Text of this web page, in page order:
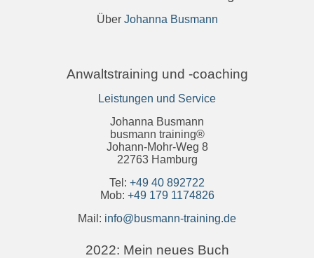
Über Johanna Busmann
Anwaltstraining und -coaching
Leistungen und Service
Johanna Busmann
busmann training®
Johann-Mohr-Weg 8
22763 Hamburg
Tel: +49 40 892722
Mob: +49 179 1174826
Mail: info@busmann-training.de
2022: Mein neues Buch